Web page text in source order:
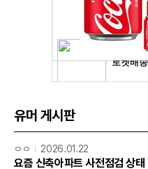
유머 게시판
ㅇㅇ 2026.01.22
요즘 신축아파트 사전점검 상태